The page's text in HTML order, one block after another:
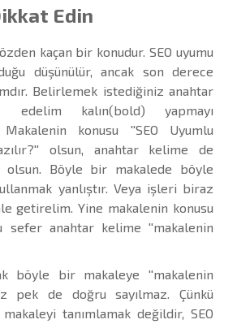
Edin
kaçan bir konudur. SEO uyumu
düşünülür, ancak son derece
Belirlemek istediğiniz anahtar
kalın(bold) yapmayı
Makalenin konusu ''SEO Uyumlu
olsun, anahtar kelime de
olsun. Böyle bir makalede böyle
yanlıştır. Veya işleri biraz
getirelim. Yine makalenin konusu
sefer anahtar kelime ''makalenin
böyle bir makaleye ''makalenin
pek de doğru sayılmaz. Çünkü
tanımlamak değildir, SEO